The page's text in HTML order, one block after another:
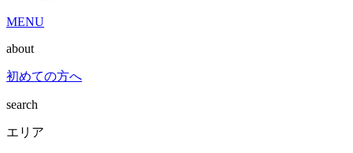
MENU
about
初めての方へ
search
エリア